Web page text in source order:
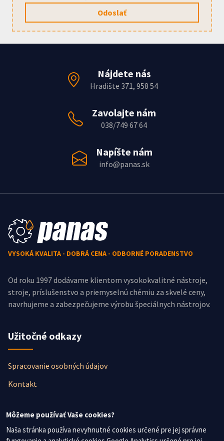
Môžeme používať Vaše cookies?
Naša stránka používa nevyhnutné cookies určené pre jej správne
Odoslať
Nájdete nás
Hradište 371, 958 54
Zavolajte nám
038/749 67 64
Napíšte nám
info@panas.sk
VYSOKÁ KVALITA - DOBRÁ CENA - ODBORNÉ PORADENSTVO
Od roku 1997 dodávame klientom vysokokvalitné nástroje,
stroje, príslušenstvo a priemyselnú chémiu za skvelé ceny,
navrhujeme a zabezpečujeme výrobu špeciálnych nástrojov.
Užitočné odkazy
Spracovanie osobných údajov
Kontakt
Newsletter